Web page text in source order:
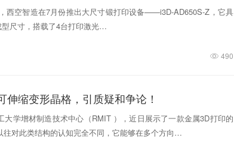
西空智造在7月份推出大尺寸锻打印设备——i3D-AD650S-Z，它具
尺寸，搭载了4台打印激光…
490
伸缩变形晶格，引质疑和争论！
大学增材制造技术中心（RMIT ），近日展示了一款金属3D打印的
往对此类结构的认知完全不同，它能够在多个方向…